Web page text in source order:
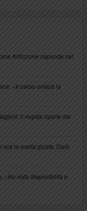
Ardizzone risponde nel
«Il calcio unisca la
il regista riparte dal
era la scelta giusta. Darò
«Ho visto disponibilità e